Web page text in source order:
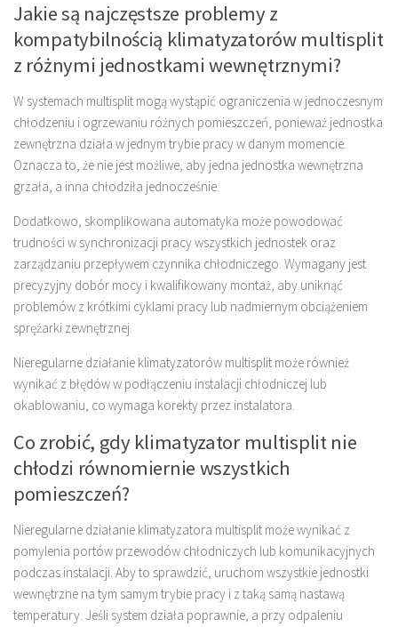
Jakie są najczęstsze problemy z
kompatybilnością klimatyzatorów multisplit
z różnymi jednostkami wewnętrznymi?
W systemach multisplit mogą wystąpić ograniczenia w jednoczesnym
chłodzeniu i ogrzewaniu różnych pomieszczeń, ponieważ jednostka
zewnętrzna działa w jednym trybie pracy w danym momencie.
Oznacza to, że nie jest możliwe, aby jedna jednostka wewnętrzna
grzała, a inna chłodziła jednocześnie.
Dodatkowo, skomplikowana automatyka może powodować
trudności w synchronizacji pracy wszystkich jednostek oraz
zarządzaniu przepływem czynnika chłodniczego. Wymagany jest
precyzyjny dobór mocy i kwalifikowany montaż, aby uniknąć
problemów z krótkimi cyklami pracy lub nadmiernym obciążeniem
sprężarki zewnętrznej.
Nieregularne działanie klimatyzatorów multisplit może również
wynikać z błędów w podłączeniu instalacji chłodniczej lub
okablowaniu, co wymaga korekty przez instalatora.
Co zrobić, gdy klimatyzator multisplit nie
chłodzi równomiernie wszystkich
pomieszczeń?
Nieregularne działanie klimatyzatora multisplit może wynikać z
pomylenia portów przewodów chłodniczych lub komunikacyjnych
podczas instalacji. Aby to sprawdzić, uruchom wszystkie jednostki
wewnętrzne na tym samym trybie pracy i z taką samą nastawą
temperatury. Jeśli system działa poprawnie, a przy odpaleniu